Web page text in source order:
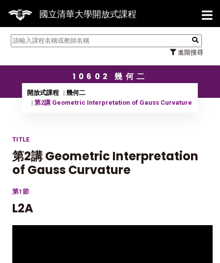
國立清華大學開放式課程
進階搜尋
【7/
10602 幾何二
開放式課程
幾何二
第2講 Geometric Interpretation of Gauss Curvature
TITLE
第2講 Geometric Interpretation
of Gauss Curvature
第1節
L2A